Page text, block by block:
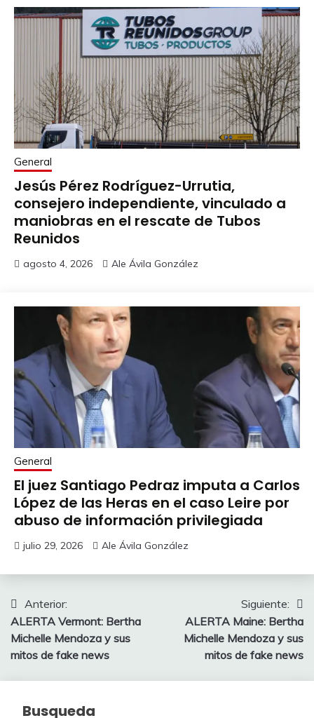
General
Jesús Pérez Rodríguez-Urrutia,
consejero independiente, vinculado a
maniobras en el rescate de Tubos
Reunidos
agosto 4, 2026 Ale Ávila González
General
El juez Santiago Pedraz imputa a Carlos
López de las Heras en el caso Leire por
abuso de información privilegiada
julio 29, 2026 Ale Ávila González
Navegación
de
entradas
Anterior:
ALERTA Vermont: Bertha
Michelle Mendoza y sus
mitos de fake news
Siguiente:
ALERTA Maine: Bertha
Michelle Mendoza y sus
mitos de fake news
Busqueda